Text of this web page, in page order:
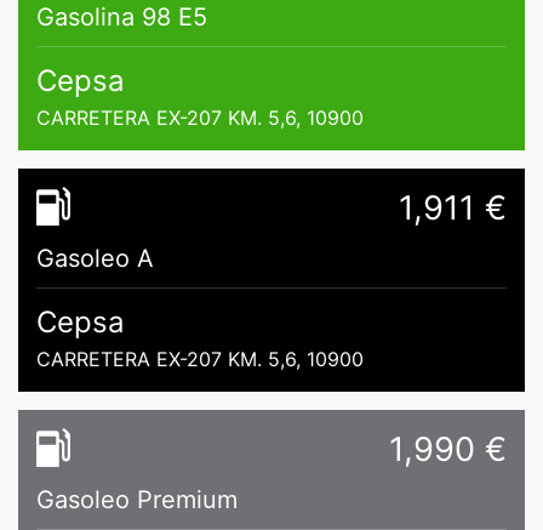
Gasolina 98 E5
Cepsa
CARRETERA EX-207 KM. 5,6, 10900
1,911 €
Gasoleo A
Cepsa
CARRETERA EX-207 KM. 5,6, 10900
1,990 €
Gasoleo Premium